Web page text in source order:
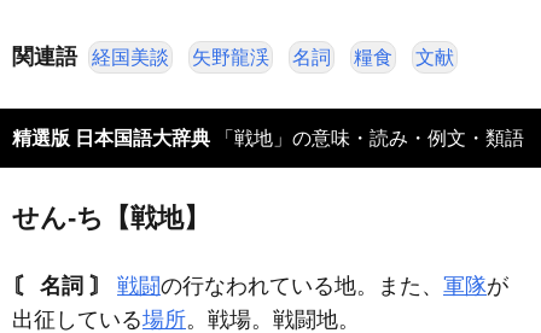
関連語 経国美談 矢野龍渓 名詞 糧食 文献
精選版 日本国語大辞典 「戦地」の意味・読み・例文・類語
せん‐ち【戦地】
〘 名詞 〙 戦闘の行なわれている地。また、 軍隊が
出征している場所。戦場。戦闘地。